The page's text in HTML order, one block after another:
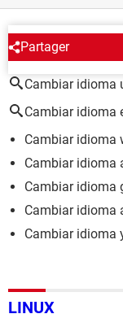
Partager
ALREDEDOR
Cambiar idioma
Cambiar idioma
Cambiar idioma
Cambiar idioma
Cambiar idioma
Cambiar idioma
Cambiar idioma
LINUX